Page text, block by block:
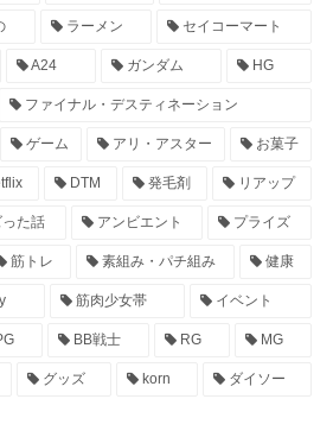
ラーメン セイコーマート
A24 ガンダム HG
ファイナル・デスティネーション
ゲーム アリ・アスター お菓子
DTM 発毛剤 リアップ
た話 アンビエント プライズ
筋トレ 素組み・パチ組み 健康
筋肉少女帯 イベント
BB戦士 RG MG
グッズ korn ダイソー